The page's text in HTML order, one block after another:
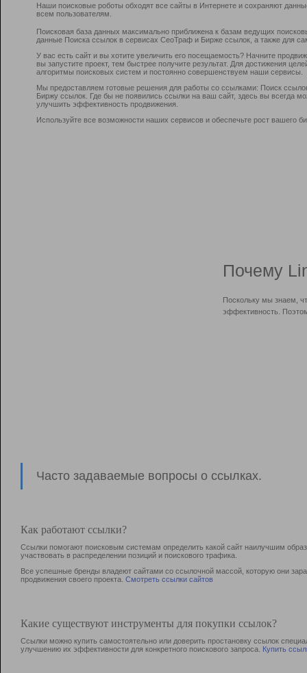
Наши поисковые роботы обходят все сайты в Интернете и сохраняют
всем пользователям.
Поисковая база данных максимально приближена к базам ведущих
данные Поиска ссылок в сервисах СеоТраф и Бирже ссылок, а также для
У вас есть сайт и вы хотите увеличить его посещаемость? Начните
вы запустите проект, тем быстрее получите результат. Для достижения
алгоритмы поисковых систем и постоянно совершенствуем наши сервисы.
Мы предоставляем готовые решения для работы со ссылками: Поиск
Биржу ссылок. Где бы не появились ссылки на ваш сайт, здесь вы всегда
улучшить эффективность продвижения.
Используйте все возможности наших сервисов и обеспечьте рост вашего
Почему
Поскольку мы знаем,
эффективность.
Часто задаваемые вопросы о ссылках.
Как работают ссылки?
Ссылки помогают поисковым системам определить какой сайт наилучшим
участвовать в раcпределении позиций и поискового трафика.
Все успешные бренды владеют сайтами со ссылочной массой, которую они
продвижения своего проекта. Смотреть ссылки сайтов
Какие существуют инструменты для покупки ссылок?
Ссылки можно купить самостоятельно или доверить простановку ссылок
улучшению их эффективности для конкретного поискового запроса. Купить